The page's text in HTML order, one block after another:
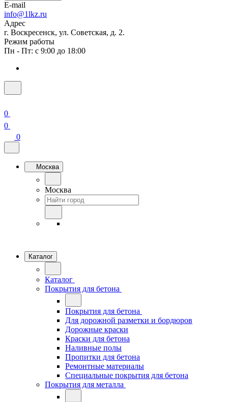
E-mail
info@1lkz.ru
Адрес
г. Воскресенск, ул. Советская, д. 2.
Режим работы
Пн - Пт: с 9:00 до 18:00
0
0
0
Москва
Москва
Каталог
Каталог
Покрытия для бетона
Покрытия для бетона
Для дорожной разметки и бордюров
Дорожные краски
Краски для бетона
Наливные полы
Пропитки для бетона
Ремонтные материалы
Специальные покрытия для бетона
Покрытия для металла